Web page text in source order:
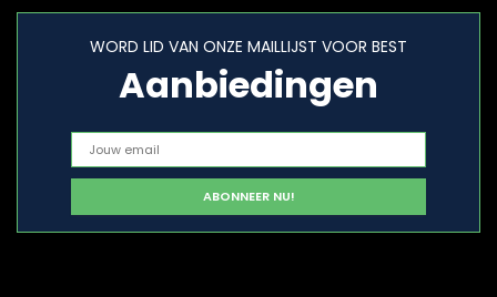
WORD LID VAN ONZE MAILLIJST VOOR BEST
Aanbiedingen